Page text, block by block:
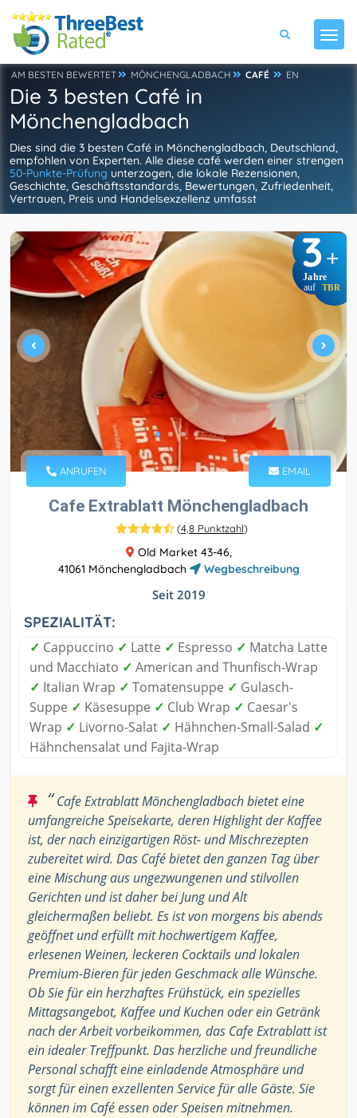
AM BESTEN BEWERTET MÖNCHENGLADBACH CAFÉ EN
Die 3 besten Café in
Mönchengladbach
Dies sind die 3 besten Café in Mönchengladbach, Deutschland,
empfohlen von Experten. Alle diese café werden einer strengen
50-Punkte-Prüfung unterzogen, die lokale Rezensionen,
Geschichte, Geschäftsstandards, Bewertungen, Zufriedenheit,
Vertrauen, Preis und Handelsexzellenz umfasst
3+
Jahre
auf TBR
ANRUFEN EMAIL
Cafe Extrablatt Mönchengladbach
(4,8 Punktzahl)
Old Market 43-46,
41061 Mönchengladbach
Wegbeschreibung
Seit 2019
SPEZIALITÄT:
✓ Cappuccino ✓ Latte ✓ Espresso ✓ Matcha Latte
und Macchiato ✓ American and Thunfisch-Wrap
✓ Italian Wrap ✓ Tomatensuppe ✓ Gulasch-
Suppe ✓ Käsesuppe ✓ Club Wrap ✓ Caesar's
Wrap ✓ Livorno-Salat ✓ Hähnchen-Small-Salad ✓
Hähnchensalat und Fajita-Wrap
“Cafe Extrablatt Mönchengladbach bietet eine
umfangreiche Speisekarte, deren Highlight der Kaffee
ist, der nach einzigartigen Röst- und Mischrezepten
zubereitet wird. Das Café bietet den ganzen Tag über
eine Mischung aus ungezwungenen und stilvollen
Gerichten und ist daher bei Jung und Alt
gleichermaßen beliebt. Es ist von morgens bis abends
geöffnet und erfüllt mit hochwertigem Kaffee,
erlesenen Weinen, leckeren Cocktails und lokalen
Premium-Bieren für jeden Geschmack alle Wünsche.
Ob Sie für ein herzhaftes Frühstück, ein spezielles
Mittagsangebot, Kaffee und Kuchen oder ein Getränk
nach der Arbeit vorbeikommen, das Cafe Extrablatt ist
ein idealer Treffpunkt. Das herzliche und freundliche
Personal schafft eine einladende Atmosphäre und
sorgt für einen exzellenten Service für alle Gäste. Sie
können im Café essen oder Speisen mitnehmen.